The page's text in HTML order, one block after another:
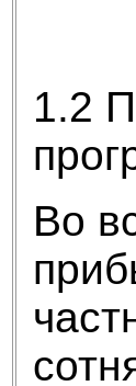
1.2
Во